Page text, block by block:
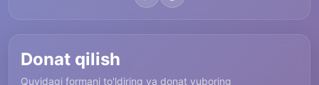
Donat qilish
Quyidagi formani to'ldiring va donat yuboring